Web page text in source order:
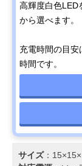
高輝度白色LED
から選べます。
充電時間の目
時間です。
サイズ：